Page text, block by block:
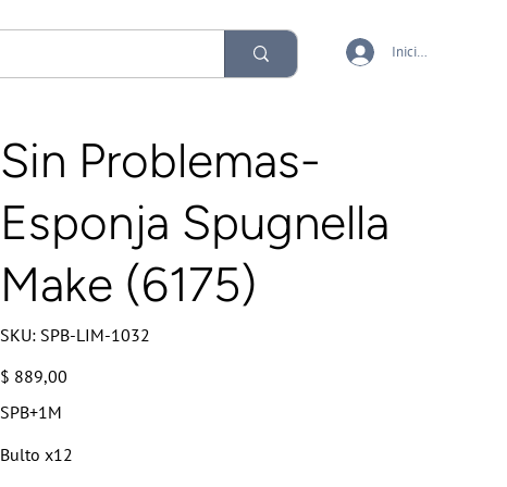
Iniciar sesión
Sin Problemas-
Esponja Spugnella
Make (6175)
SKU: SKU
SPB-
SPB-LIM-1032
Precio
$ 889,00
SPB+1M
Bulto x12